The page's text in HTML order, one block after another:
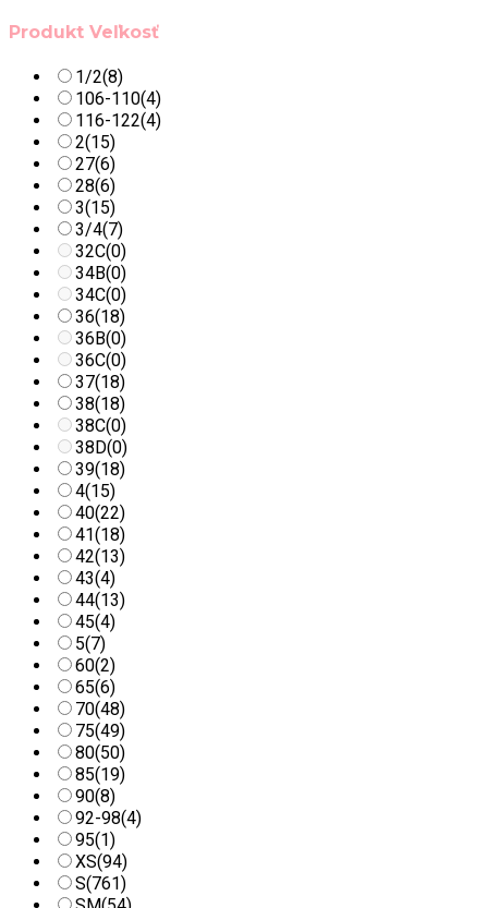
Produkt Veľkosť
1/2(8)
106-110(4)
116-122(4)
2(15)
27(6)
28(6)
3(15)
3/4(7)
32C(0)
34B(0)
34C(0)
36(18)
36B(0)
36C(0)
37(18)
38(18)
38C(0)
38D(0)
39(18)
4(15)
40(22)
41(18)
42(13)
43(4)
44(13)
45(4)
5(7)
60(2)
65(6)
70(48)
75(49)
80(50)
85(19)
90(8)
92-98(4)
95(1)
XS(94)
S(761)